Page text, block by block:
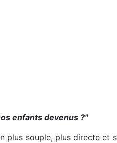
enfants devenus ?"
plus souple, plus directe et